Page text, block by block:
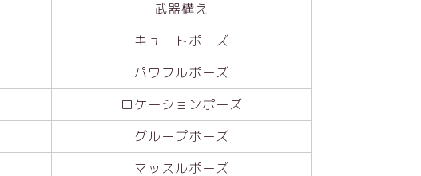
武器構え
キュートポーズ
パワフルポーズ
ロケーションポーズ
グループポーズ
マッスルポーズ